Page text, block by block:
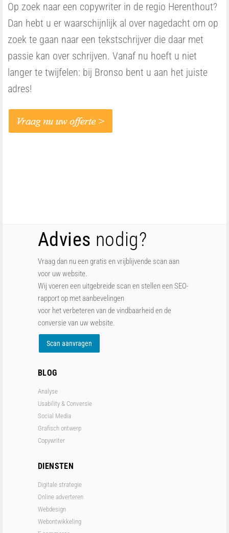
Op zoek naar een copywriter in de regio Herenthout?
Dan hebt u er waarschijnlijk al over nagedacht om op
zoek te gaan naar een tekstschrijver die daar met
passie kan over schrijven. Vanaf nu hoeft u niet
langer te twijfelen: bij Bronso bent u aan het juiste
adres!
Advies nodig?
Vraag dan nu een gratis en vrijblijvende scan aan
voor uw website.
Wij voeren een uitgebreide scan en stellen een SEO-
rapport op met aanbevelingen
voor het verbeteren van de vindbaarheid en de
conversie van uw website.
Scan aanvragen
BLOG
Analyse
Usability & Conversie
Social Media
Grafisch ontwerp
Copywriter
DIENSTEN
Digitale strategie
Online adverteren
Webdesign
Webontwikkeling